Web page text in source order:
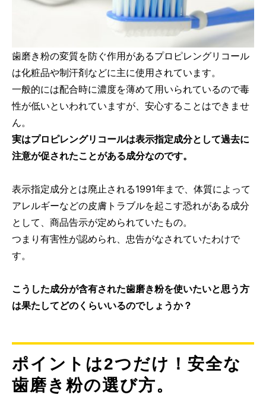
歯磨き粉の変質を防ぐ作用があるプロピレングリコール
は化粧品や制汗剤などに主に使用されています。
一般的には配合時に濃度を薄めて用いられているので毒
性が低いといわれていますが、安心することはできませ
ん。
実はプロピレングリコールは表示指定成分として過去に
注意が促されたことがある成分なのです。
表示指定成分とは廃止される1991年まで、体質によって
アレルギーなどの皮膚トラブルを起こす恐れがある成分
として、商品告示が定められていたもの。
つまり有害性が認められ、忠告がなされていたわけで
す。
こうした成分が含有された歯磨き粉を使いたいと思う方
は果たしてどのくらいいるのでしょうか？
ポイントは2つだけ！安全な
歯磨き粉の選び方。